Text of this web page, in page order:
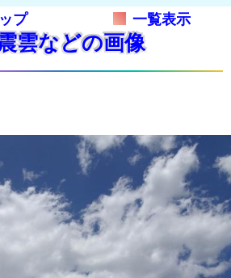
プ 一覧表示
雲などの画像